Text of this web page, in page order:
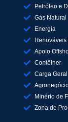
Petróleo e
Gás Natural
Energia
Apoio
Contêiner
Carga Geral
Minério de
Zona de